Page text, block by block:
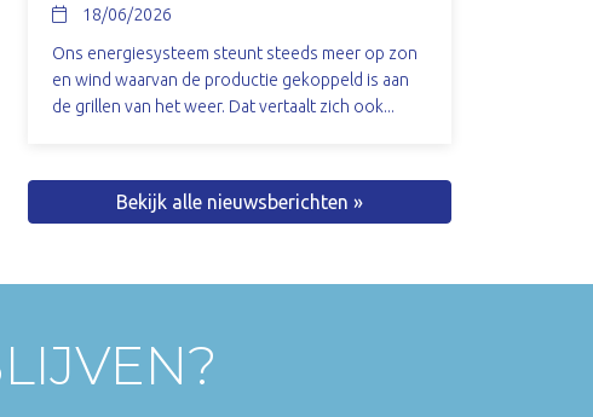
18/06/2026
Ons energiesysteem steunt steeds meer op zon
en wind waarvan de productie gekoppeld is aan
de grillen van het weer. Dat vertaalt zich ook...
Bekijk alle nieuwsberichten »